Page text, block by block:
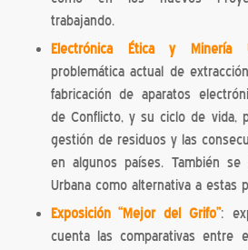
trabajando.
Electrónica Ética y Minería
problemática actual de
fabricación de aparatos
de Conflicto, y su ciclo de vida,
gestión de residuos y las
en algunos países. También
Urbana como alternativa a estas
Exposición “Mejor del Grifo”:
cuenta las comparativas entre